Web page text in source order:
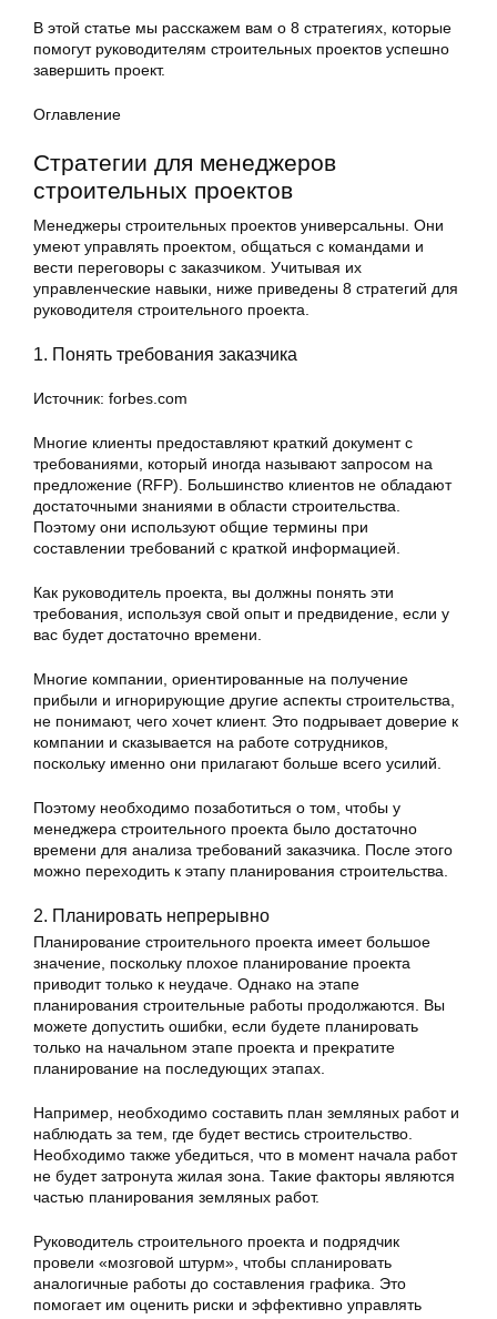
В этой статье мы расскажем вам о 8 стратегиях, которые
помогут руководителям строительных проектов успешно
завершить проект.
Оглавление
Стратегии для менеджеров
строительных проектов
Менеджеры строительных проектов универсальны. Они
умеют управлять проектом, общаться с командами и
вести переговоры с заказчиком. Учитывая их
управленческие навыки, ниже приведены 8 стратегий для
руководителя строительного проекта.
1. Понять требования заказчика
Источник: forbes.com
Многие клиенты предоставляют краткий документ с
требованиями, который иногда называют запросом на
предложение (RFP). Большинство клиентов не обладают
достаточными знаниями в области строительства.
Поэтому они используют общие термины при
составлении требований с краткой информацией.
Как руководитель проекта, вы должны понять эти
требования, используя свой опыт и предвидение, если у
вас будет достаточно времени.
Многие компании, ориентированные на получение
прибыли и игнорирующие другие аспекты строительства,
не понимают, чего хочет клиент. Это подрывает доверие к
компании и сказывается на работе сотрудников,
поскольку именно они прилагают больше всего усилий.
Поэтому необходимо позаботиться о том, чтобы у
менеджера строительного проекта было достаточно
времени для анализа требований заказчика. После этого
можно переходить к этапу планирования строительства.
2. Планировать непрерывно
Планирование строительного проекта имеет большое
значение, поскольку плохое планирование проекта
приводит только к неудаче. Однако на этапе
планирования строительные работы продолжаются. Вы
можете допустить ошибки, если будете планировать
только на начальном этапе проекта и прекратите
планирование на последующих этапах.
Например, необходимо составить план земляных работ и
наблюдать за тем, где будет вестись строительство.
Необходимо также убедиться, что в момент начала работ
не будет затронута жилая зона. Такие факторы являются
частью планирования земляных работ.
Руководитель строительного проекта и подрядчик
провели «мозговой штурм», чтобы спланировать
аналогичные работы до составления графика. Это
помогает им оценить риски и эффективно управлять